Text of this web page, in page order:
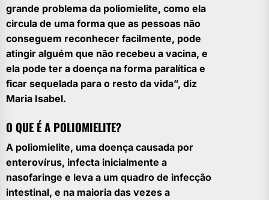
grande problema da poliomielite, como ela
circula de uma forma que as pessoas não
conseguem reconhecer facilmente, pode
atingir alguém que não recebeu a vacina, e
ela pode ter a doença na forma paralítica e
ficar sequelada para o resto da vida”, diz
Maria Isabel.
O QUE É A POLIOMIELITE?
A poliomielite, uma doença causada por
enterovírus, infecta inicialmente a
nasofaringe e leva a um quadro de infecção
intestinal, e na maioria das vezes a